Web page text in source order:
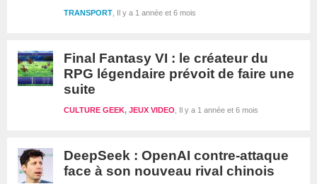
Il y a 1 année et 6 mois
TRANSPORT
Final Fantasy VI : le créateur du
RPG légendaire prévoit de faire une
suite
Il y a 1 année et 6 mois
CULTURE GEEK, JEUX VIDEO
DeepSeek : OpenAI contre-attaque
face à son nouveau rival chinois